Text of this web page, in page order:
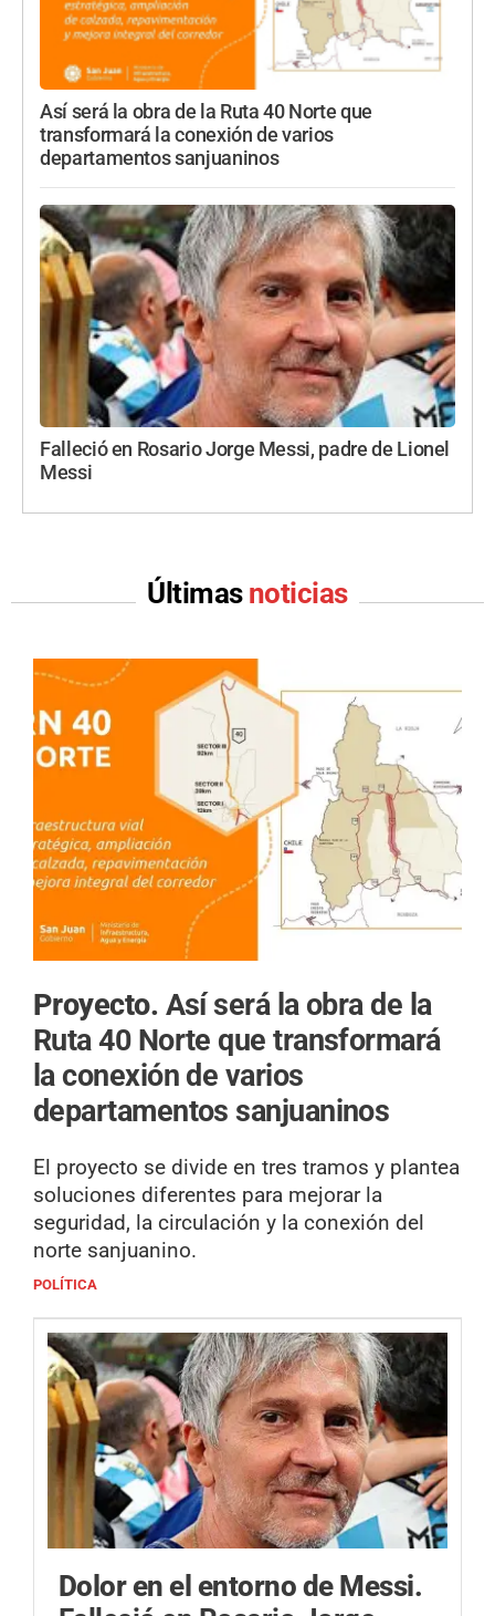
Así será la obra de la Ruta 40 Norte que
transformará la conexión de varios
departamentos sanjuaninos
Falleció en Rosario Jorge Messi, padre de Lionel
Messi
Últimas noticias
Proyecto. Así será la obra de la
Ruta 40 Norte que transformará
la conexión de varios
departamentos sanjuaninos
El proyecto se divide en tres tramos y plantea
soluciones diferentes para mejorar la
seguridad, la circulación y la conexión del
norte sanjuanino.
POLÍTICA
Dolor en el entorno de Messi.